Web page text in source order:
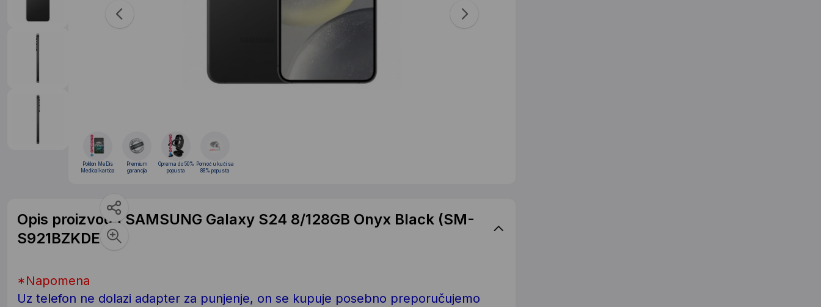
Poklon MeDis
Medical kartica
Premium
garancija
Oprema do 50%
popusta
Pomoć u kući sa
88% popusta
Opis proizvoda SAMSUNG Galaxy S24 8/128GB Onyx Black (SM-
S921BZKDEUC)
*Napomena
Uz telefon ne dolazi adapter za punjenje, on se kupuje posebno preporučujemo